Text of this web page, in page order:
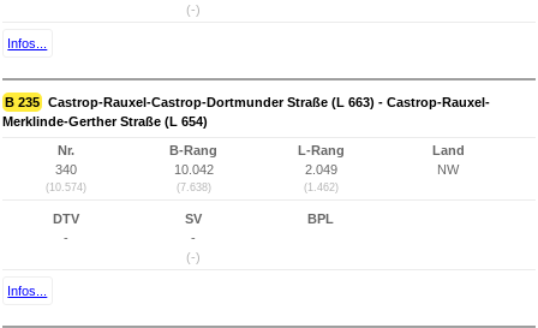
(-)
Infos...
B 235 Castrop-Rauxel-Castrop-Dortmunder Straße (L 663) - Castrop-Rauxel-
Merklinde-Gerther Straße (L 654)
Nr.
340
(10.574)
B-Rang
10.042
(7.638)
L-Rang
2.049
(1.462)
Land
NW
DTV
-
SV
-
(-)
BPL
Infos...